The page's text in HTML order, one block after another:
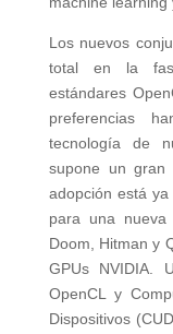
Los nuevos
total en la
estándares
preferencias
tecnología de
supone un gran
adopción está
para una nueva
Doom, Hitman y
GPUs NVIDIA.
OpenCL y
Dispositivos